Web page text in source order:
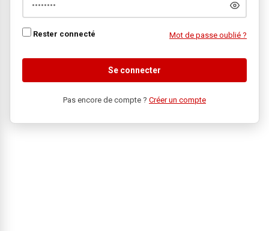
Rester connecté Mot de passe oublié ?
Se connecter
Pas encore de compte ? Créer un compte